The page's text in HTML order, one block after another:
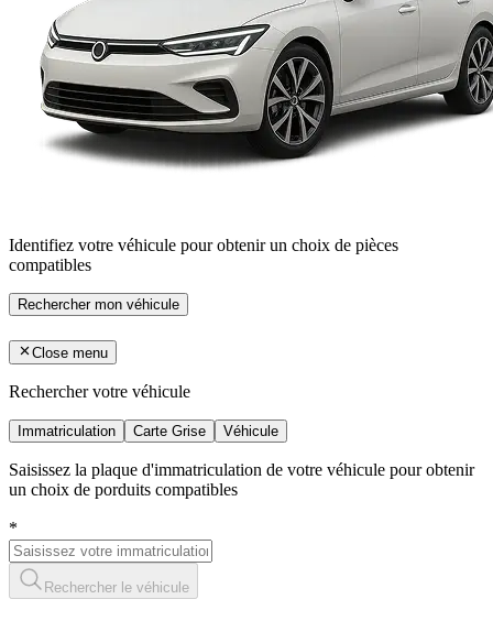
Identifiez votre véhicule pour obtenir un choix de pièces
compatibles
Rechercher mon véhicule
Close menu
Rechercher votre véhicule
Immatriculation Carte Grise Véhicule
Saisissez la plaque d'immatriculation de votre véhicule pour obtenir
un choix de porduits compatibles
*
Rechercher le véhicule